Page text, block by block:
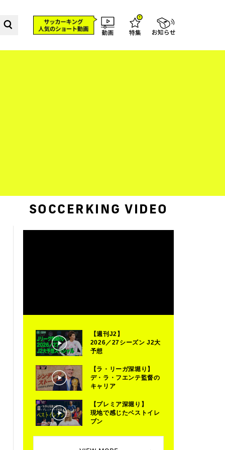
SOCCERKING VIDEO
【週刊J2】
2026／27シーズン J2大
予想
【ラ・リーガ深堀り】
デ・ラ・フエンテ監督の
キャリア
【プレミア深堀り】
現地で感じたベストイレ
ブン